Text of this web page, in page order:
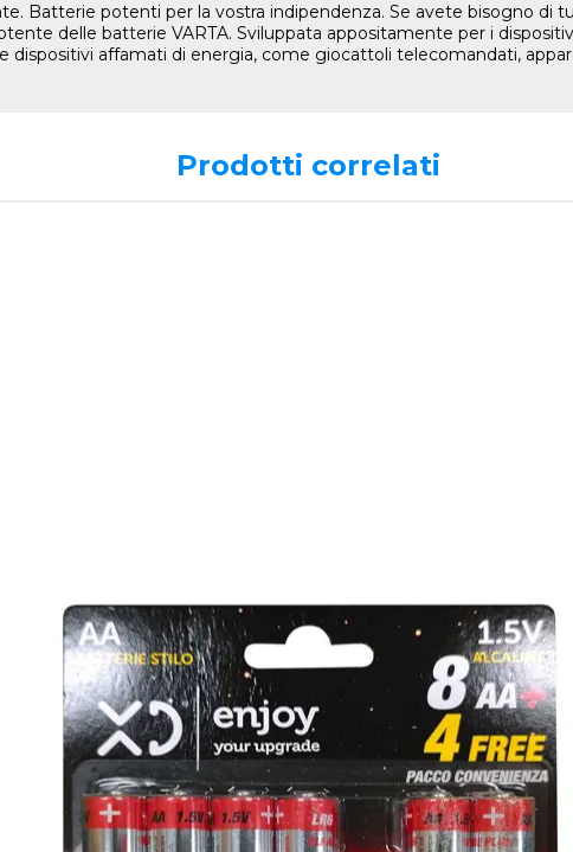
Batterie potenti per la vostra indipendenza. Se avete bisogno di
delle batterie VARTA. Sviluppata appositamente per i
dispositivi affamati di energia, come giocattoli telecomandati,
Prodotti correlati